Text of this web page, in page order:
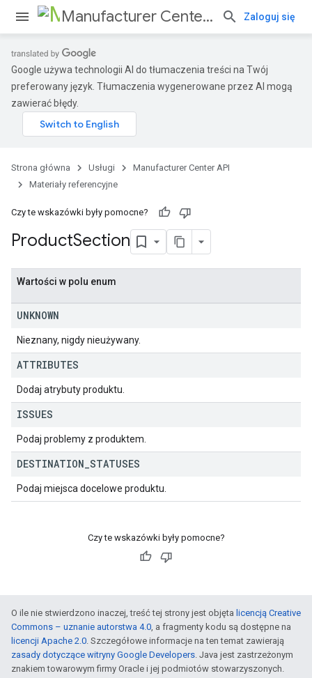
Manufacturer Center API Zaloguj się
Google używa technologii AI do tłumaczenia treści na Twój
preferowany język. Tłumaczenia wygenerowane przez AI mogą
zawierać błędy.
Strona główna Usługi
Manufacturer Center API
Materiały referencyjne
Czy te wskazówki były pomocne?
ProductSection
Wartości w polu enum
UNKNOWN
Nieznany, nigdy nieużywany.
ATTRIBUTES
Dodaj atrybuty produktu.
ISSUES
Podaj problemy z produktem.
DESTINATION STATUSES
Podaj miejsca docelowe produktu.
Czy te wskazówki były pomocne?
O ile nie stwierdzono inaczej, treść tej strony jest objęta licencją Creative
Commons – uznanie autorstwa 4.0, a fragmenty kodu są dostępne na
licencji Apache 2.0. Szczegółowe informacje na ten temat zawierają
zasady dotyczące witryny Google Developers. Java jest zastrzeżonym
znakiem towarowym firmy Oracle i jej podmiotów stowarzyszonych.